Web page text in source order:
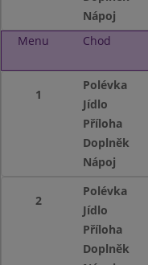
Nápoj
Menu
Chod
1
Polévka
Jídlo
Příloha
Doplněk
Nápoj
2
Polévka
Jídlo
Příloha
Doplněk